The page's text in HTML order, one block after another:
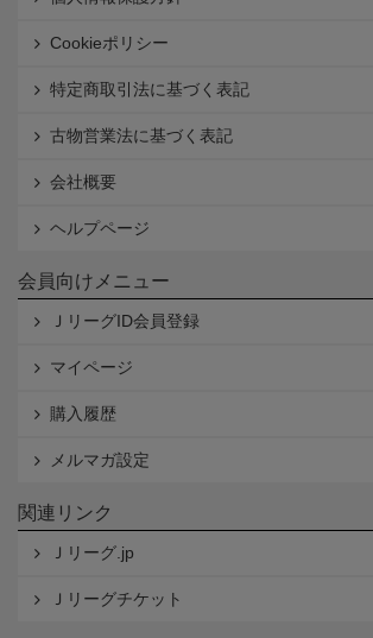
Cookieポリシー
特定商取引法に基づく表記
古物営業法に基づく表記
会社概要
ヘルプページ
会員向けメニュー
ＪリーグID会員登録
マイページ
購入履歴
メルマガ設定
関連リンク
Ｊリーグ.jp
Ｊリーグチケット